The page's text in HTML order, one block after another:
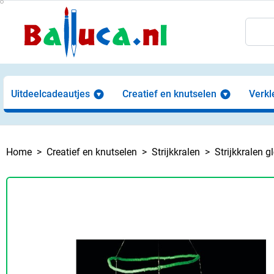
Uitdeelcadeautjes Creatief en knutselen
Home Creatief en knutselen Strijkkralen Strijkkralen